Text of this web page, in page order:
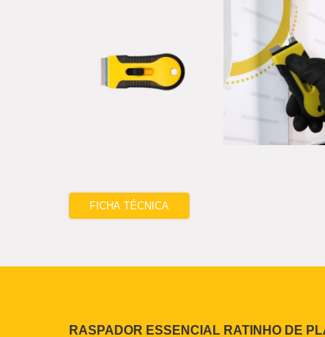
FICHA TÉCNICA
RASPADOR ESSENCIAL RATINHO DE